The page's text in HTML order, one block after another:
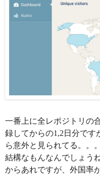
一番上に全レポジトリの
録してからの1,2日分です
ら意外と見られてる。。
結構なもんなんでしょう
からあれですが、外国率